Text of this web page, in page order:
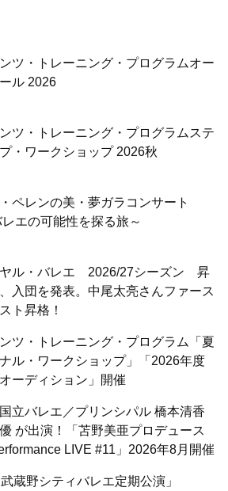
ツ・トレーニング・プログラムオー
ル 2026
ツ・トレーニング・プログラムステ
・ワークショップ 2026秋
ペレンの美・夢ガラコンサート
エの可能性を探る旅～
ル・バレエ 2026/27シーズン 昇
入団を発表。中尾太亮さんファース
ト昇格！
ツ・トレーニング・プログラム「夏
ル・ワークショップ」「2026年度
ーディション」開催
立バレエ／プリンシパル 橋本清香
が出演！「苫野美亜プロデュース
LIVE #11」2026年8月開催
武蔵野シティバレエ定期公演」